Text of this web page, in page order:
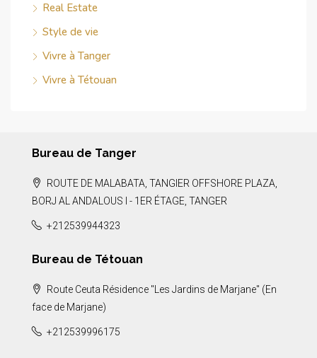
Real Estate
Style de vie
Vivre à Tanger
Vivre à Tétouan
Bureau de Tanger
ROUTE DE MALABATA, TANGIER OFFSHORE PLAZA,
BORJ AL ANDALOUS I - 1ER ÉTAGE, TANGER
+212539944323
Bureau de Tétouan
Route Ceuta Résidence "Les Jardins de Marjane" (En
face de Marjane)
+212539996175